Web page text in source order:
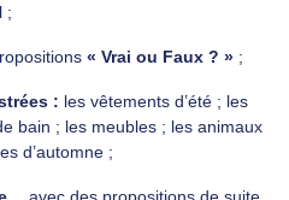
;
« Vrai ou Faux ? » ;
: les vêtements d’été ; les
bain ; les meubles ; les animaux
d’automne ;
avec des propositions de suite